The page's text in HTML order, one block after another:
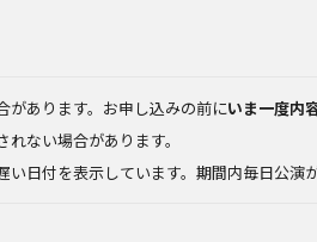
があります。お申し込みの前にいま一度内
ない場合があります。
日付を表示しています。期間内毎日公演